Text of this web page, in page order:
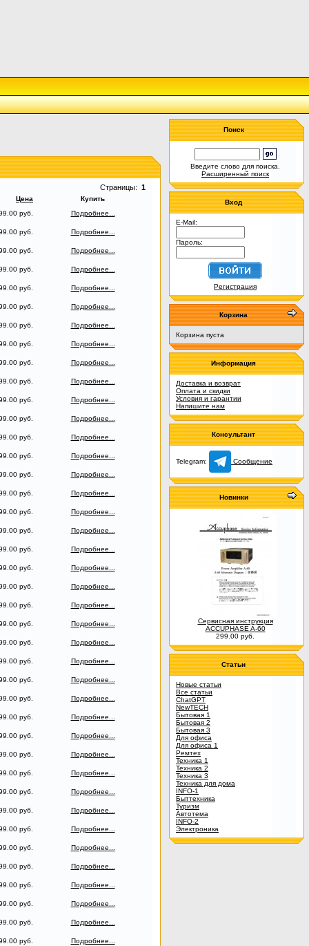
Страницы: 1
Цена
Купить
руб.
Подробнее...
руб.
Подробнее...
руб.
Подробнее...
руб.
Подробнее...
руб.
Подробнее...
руб.
Подробнее...
руб.
Подробнее...
руб.
Подробнее...
руб.
Подробнее...
руб.
Подробнее...
руб.
Подробнее...
руб.
Подробнее...
руб.
Подробнее...
руб.
Подробнее...
руб.
Подробнее...
руб.
Подробнее...
руб.
Подробнее...
руб.
Подробнее...
руб.
Подробнее...
руб.
Подробнее...
руб.
Подробнее...
руб.
Подробнее...
руб.
Подробнее...
руб.
Подробнее...
руб.
Подробнее...
руб.
Подробнее...
руб.
Подробнее...
руб.
Подробнее...
руб.
Подробнее...
руб.
Подробнее...
руб.
Подробнее...
руб.
Подробнее...
руб.
Подробнее...
руб.
Подробнее...
руб.
Подробнее...
руб.
Подробнее...
руб.
Подробнее...
руб.
Подробнее...
руб.
Подробнее...
руб.
Подробнее...
Поиск
Введите слово для поиска.
Расширенный поиск
Вход
E-Mail:
Пароль:
Регистрация
Корзина
Корзина пуста
Информация
Доставка и возврат
Оплата и скидки
Условия и гарантии
Напишите нам
Консультант
Telegram: Сообщение
Новинки
Сервисная инструкция
ACCUPHASE A-60
299.00 руб.
Статьи
Новые статьи
Все статьи
ChatGPT
NewTECH
Бытовая 1
Бытовая 2
Бытовая 3
Для офиса
Для офиса 1
Ремтех
Техника 1
Техника 2
Техника 3
Техника для дома
INFO-1
Быттехника
Туризм
Автотема
INFO-2
Электроника